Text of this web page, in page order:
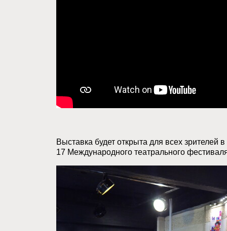
Выставка будет открыта для всех
17 Международного театрального